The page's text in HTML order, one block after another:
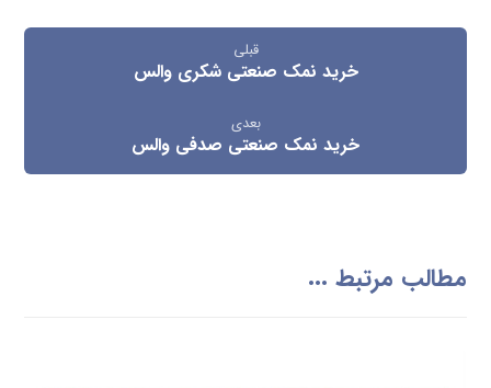
قبلی
خرید نمک صنعتی شکری والس
بعدی
خرید نمک صنعتی صدفی والس
مطالب مرتبط ...